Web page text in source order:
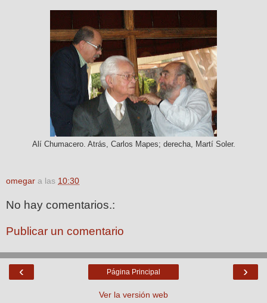
Alí Chumacero. Atrás, Carlos Mapes; derecha, Martí Soler.
omegar a las 10:30
No hay comentarios.:
Publicar un comentario
‹ ›
Página Principal
Ver la versión web